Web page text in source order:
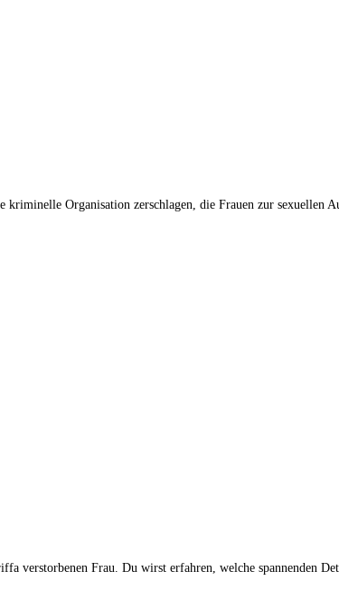
Organisation zerschlagen, die Frauen zur sexuellen
verstorbenen Frau. Du wirst erfahren, welche spannenden